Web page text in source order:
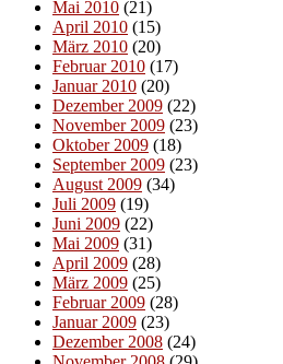
Mai 2010 (21)
April 2010 (15)
März 2010 (20)
Februar 2010 (17)
Januar 2010 (20)
Dezember 2009 (22)
November 2009 (23)
Oktober 2009 (18)
September 2009 (23)
August 2009 (34)
Juli 2009 (19)
Juni 2009 (22)
Mai 2009 (31)
April 2009 (28)
März 2009 (25)
Februar 2009 (28)
Januar 2009 (23)
Dezember 2008 (24)